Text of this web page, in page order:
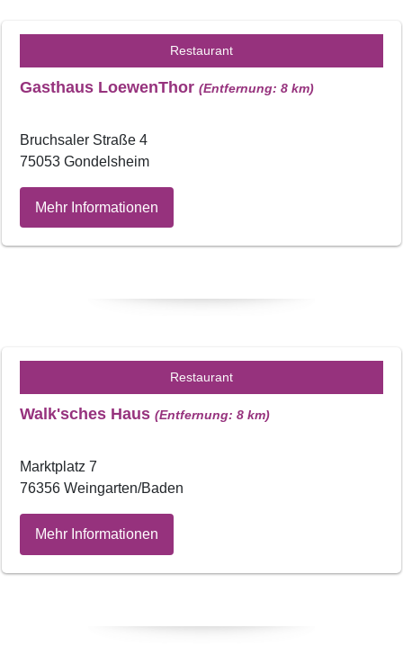
Restaurant
Gasthaus LoewenThor (Entfernung: 8 km)
Bruchsaler Straße 4
75053 Gondelsheim
Mehr Informationen
Restaurant
Walk'sches Haus (Entfernung: 8 km)
Marktplatz 7
76356 Weingarten/Baden
Mehr Informationen